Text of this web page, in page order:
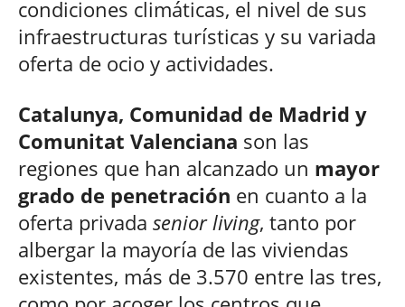
condiciones climáticas, el nivel de sus
infraestructuras turísticas y su variada
oferta de ocio y actividades.
Catalunya, Comunidad de Madrid y
Comunitat Valenciana son las
regiones que han alcanzado un mayor
grado de penetración en cuanto a la
oferta privada senior living, tanto por
albergar la mayoría de las viviendas
existentes, más de 3.570 entre las tres,